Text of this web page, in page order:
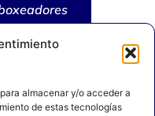
almacenar y/o acceder a
de estas tecnologías